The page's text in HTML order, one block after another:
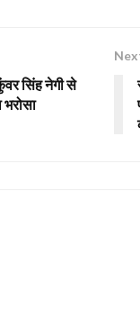
सिंह नेगी से
भरोसा